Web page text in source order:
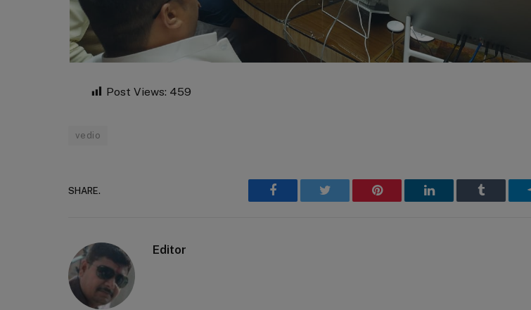
Post Views: 459
vedio
SHARE.
Facebook Twitter Pinterest LinkedIn Tumblr
Editor